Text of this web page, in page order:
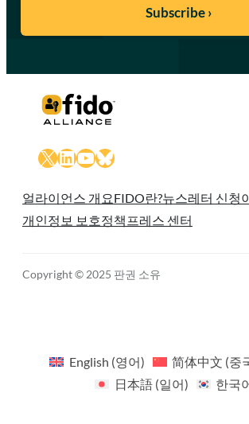
X LinkedIn
YouTube
Bluesky
얼라이언스 개요FIDO란?뉴스레터 신청
개인정보 보호정책 프레스 센터
Copyright © 2025 판권 소유
English (영어) 简体中文 (중
日本語(일어) 한국